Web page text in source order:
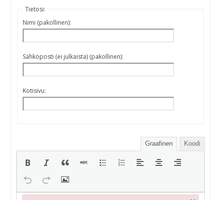
Tietosi:
Nimi (pakollinen):
Sähköposti (ei julkaista) (pakollinen):
Kotisivu:
Graafinen Koodi